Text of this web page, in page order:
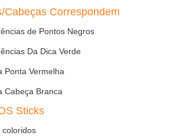
Cabeças Correspondem
de Pontos Negros
Da Dica Verde
Ponta Vermelha
Cabeça Branca
Sticks
coloridos